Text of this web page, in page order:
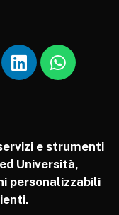
e strumenti
Università,
personalizzabili